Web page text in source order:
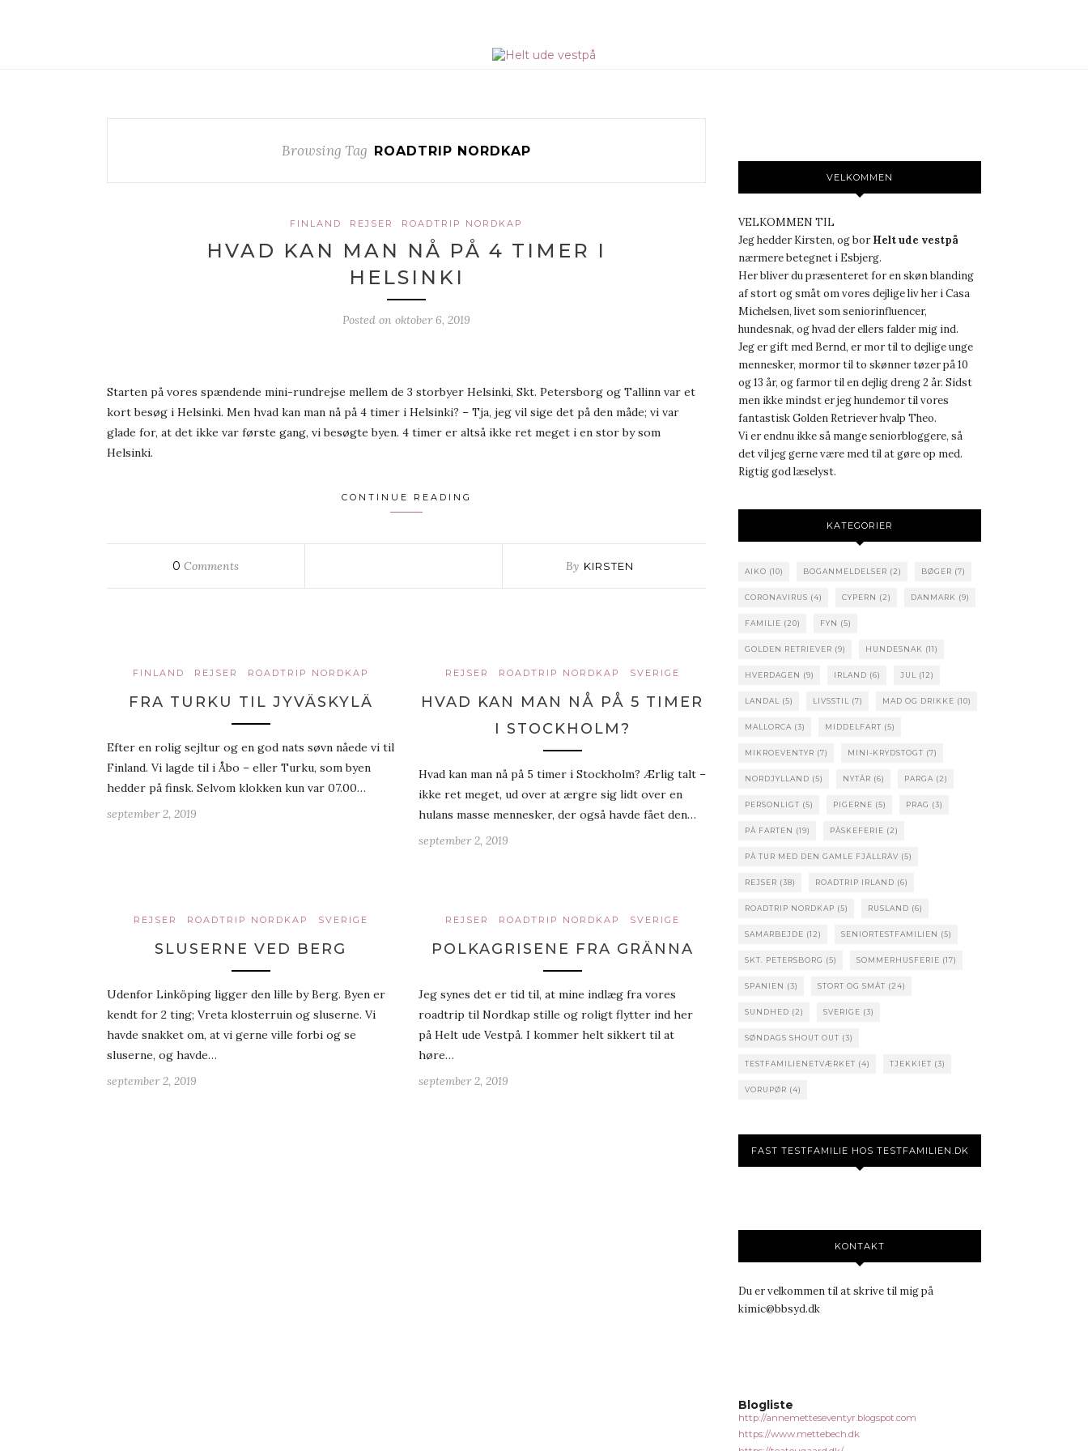
Browsing Tag ROADTRIP NORDKAP
FINLAND REJSER ROADTRIP NORDKAP
HVAD KAN MAN NÅ PÅ 4 TIMER I
HELSINKI
Posted on oktober 6, 2019
Starten på vores spændende mini-rundrejse mellem de 3 storbyer Helsinki, Skt. Petersborg og Tallinn var et
kort besøg i Helsinki. Men hvad kan man nå på 4 timer i Helsinki? – Tja, jeg vil sige det på den måde; vi var
glade for, at det ikke var første gang, vi besøgte byen. 4 timer er altså ikke ret meget i en stor by som
Helsinki.
CONTINUE READING
0 Comments By KIRSTEN
FINLAND REJSER ROADTRIP NORDKAP
FRA TURKU TIL JYVÄSKYLÄ
Efter en rolig sejltur og en god nats søvn nåede vi til
Finland. Vi lagde til i Åbo – eller Turku, som byen
hedder på finsk. Selvom klokken kun var 07.00…
september 2, 2019
REJSER ROADTRIP NORDKAP SVERIGE
HVAD KAN MAN NÅ PÅ 5 TIMER
I STOCKHOLM?
Hvad kan man nå på 5 timer i Stockholm? Ærlig talt –
ikke ret meget, ud over at ærgre sig lidt over en
hulans masse mennesker, der også havde fået den…
september 2, 2019
REJSER ROADTRIP NORDKAP SVERIGE
SLUSERNE VED BERG
Udenfor Linköping ligger den lille by Berg. Byen er
kendt for 2 ting; Vreta klosterruin og sluserne. Vi
havde snakket om, at vi gerne ville forbi og se
sluserne, og havde…
september 2, 2019
REJSER ROADTRIP NORDKAP SVERIGE
POLKAGRISENE FRA GRÄNNA
Jeg synes det er tid til, at mine indlæg fra vores
roadtrip til Nordkap stille og roligt flytter ind her
på Helt ude Vestpå. I kommer helt sikkert til at
høre…
september 2, 2019
VELKOMMEN
VELKOMMEN TIL
Jeg hedder Kirsten, og bor Helt ude vestpå
nærmere betegnet i Esbjerg.
Her bliver du præsenteret for en skøn blanding
af stort og småt om vores dejlige liv her i Casa
Michelsen, livet som seniorinfluencer,
hundesnak, og hvad der ellers falder mig ind.
Jeg er gift med Bernd, er mor til to dejlige unge
mennesker, mormor til to skønner tøzer på 10
og 13 år, og farmor til en dejlig dreng 2 år. Sidst
men ikke mindst er jeg hundemor til vores
fantastisk Golden Retriever hvalp Theo.
Vi er endnu ikke så mange seniorbloggere, så
det vil jeg gerne være med til at gøre op med.
Rigtig god læselyst.
KATEGORIER
AIKO (10) BOGANMELDELSER (2) BØGER (7)
CORONAVIRUS (4) CYPERN (2) DANMARK (9)
FAMILIE (20) FYN (5)
GOLDEN RETRIEVER (9) HUNDESNAK (11)
HVERDAGEN (9) IRLAND (6) JUL (12)
LANDAL (5) LIVSSTIL (7) MAD OG DRIKKE (10)
MALLORCA (3) MIDDELFART (5)
MIKROEVENTYR (7) MINI-KRYDSTOGT (7)
NORDJYLLAND (5) NYTÅR (6) PARGA (2)
PERSONLIGT (5) PIGERNE (5) PRAG (3)
PÅ FARTEN (19) PÅSKEFERIE (2)
PÅ TUR MED DEN GAMLE FJÄLLRÄV (5)
REJSER (38) ROADTRIP IRLAND (6)
ROADTRIP NORDKAP (5) RUSLAND (6)
SAMARBEJDE (12) SENIORTESTFAMILIEN (5)
SKT. PETERSBORG (5) SOMMERHUSFERIE (17)
SPANIEN (3) STORT OG SMÅT (24)
SUNDHED (2) SVERIGE (3)
SØNDAGS SHOUT OUT (3)
TESTFAMILIENETVÆRKET (4) TJEKKIET (3)
VORUPØR (4)
FAST TESTFAMILIE HOS TESTFAMILIEN.DK
KONTAKT
Du er velkommen til at skrive til mig på
kimic@bbsyd.dk
Blogliste
http://annemetteseventyr.blogspot.com
https://www.mettebech.dk